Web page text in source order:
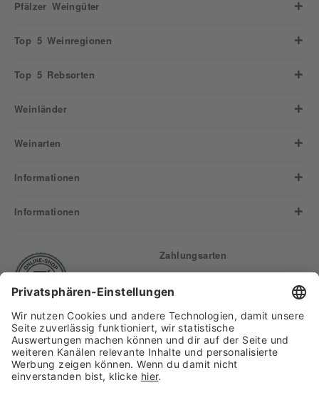
Pfälzer Weingüter
Top 5 Weinregionen
Top 5 Rebsorten
Weinländer
Weinarten
Informationen
Informationen
Zahlungsarten
Finden Sie uns auf: